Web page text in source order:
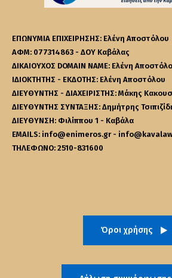
ΕΠΩΝΥΜΙΑ ΕΠΙΧΕΙΡΗΣΗΣ: Ελένη Αποστόλου
ΑΦΜ: 077314863 - ΔΟΥ Καβάλας
ΔΙΚΑΙΟΥΧΟΣ DOMAIN NAME: Ελένη
ΙΔΙΟΚΤΗΤΗΣ - ΕΚΔΟΤΗΣ: Ελένη Αποστόλου
ΔΙΕΥΘΥΝΤΗΣ - ΔΙΑΧΕΙΡΙΣΤΗΣ: Μάκης
ΔΙΕΥΘΥΝΤΗΣ ΣΥΝΤΑΞΗΣ: Δημήτρης
ΔΙΕΥΘΥΝΣΗ: Φιλίππου 1 - Καβάλα
EMAILS: info@enimeros.gr -
ΤΗΛΕΦΩΝΟ: 2510-831600
Όροι χρήσης